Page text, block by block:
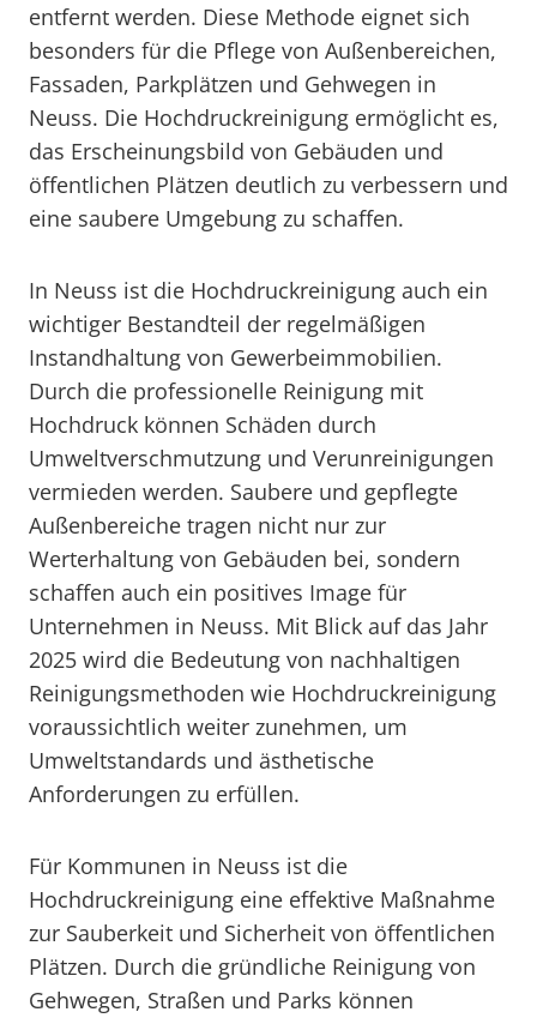
entfernt werden. Diese Methode eignet sich
besonders für die Pflege von Außenbereichen,
Fassaden, Parkplätzen und Gehwegen in
Neuss. Die Hochdruckreinigung ermöglicht es,
das Erscheinungsbild von Gebäuden und
öffentlichen Plätzen deutlich zu verbessern und
eine saubere Umgebung zu schaffen.
In Neuss ist die Hochdruckreinigung auch ein
wichtiger Bestandteil der regelmäßigen
Instandhaltung von Gewerbeimmobilien.
Durch die professionelle Reinigung mit
Hochdruck können Schäden durch
Umweltverschmutzung und Verunreinigungen
vermieden werden. Saubere und gepflegte
Außenbereiche tragen nicht nur zur
Werterhaltung von Gebäuden bei, sondern
schaffen auch ein positives Image für
Unternehmen in Neuss. Mit Blick auf das Jahr
2025 wird die Bedeutung von nachhaltigen
Reinigungsmethoden wie Hochdruckreinigung
voraussichtlich weiter zunehmen, um
Umweltstandards und ästhetische
Anforderungen zu erfüllen.
Für Kommunen in Neuss ist die
Hochdruckreinigung eine effektive Maßnahme
zur Sauberkeit und Sicherheit von öffentlichen
Plätzen. Durch die gründliche Reinigung von
Gehwegen, Straßen und Parks können